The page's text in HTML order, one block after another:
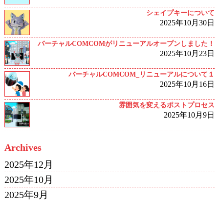
シェイプキーについて
2025年10月30日
バーチャルCOMCOMがリニューアルオープンしました！
2025年10月23日
バーチャルCOMCOM_リニューアルについて１
2025年10月16日
雰囲気を変えるポストプロセス
2025年10月9日
Archives
2025年12月
2025年10月
2025年9月